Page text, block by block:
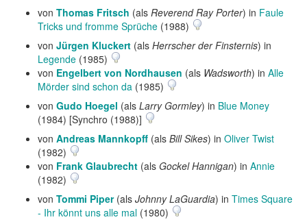
von Thomas Fritsch (als Reverend Ray Porter) in Faule
Tricks und fromme Sprüche (1988)
von Jürgen Kluckert (als Herrscher der Finsternis) in
Legende (1985)
von Engelbert von Nordhausen (als Wadsworth) in Alle
Mörder sind schon da (1985)
von Gudo Hoegel (als Larry Gormley) in Blue Money
(1984) [Synchro (1988)]
von Andreas Mannkopff (als Bill Sikes) in Oliver Twist
(1982)
von Frank Glaubrecht (als Gockel Hannigan) in Annie
(1982)
von Tommi Piper(als Johnny LaGuardia) in Times Square
- Ihr könnt uns alle mal (1980)